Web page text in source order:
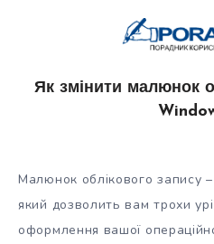
Як змінити малюнок
Малюнок облікового запису
який дозволить вам трохи
оформлення вашої